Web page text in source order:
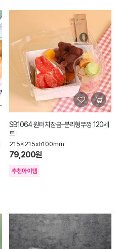
SB1064 원터치잠금-분리형뚜껑 120세
트
215x215xh100mm
79,200원